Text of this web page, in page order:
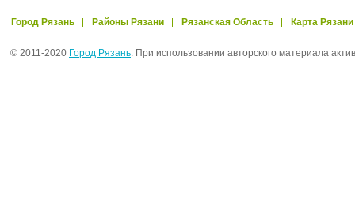
Город Рязань Районы Рязани Рязанская Область Карта Рязани
© 2011-2020 Город Рязань. При использовании авторского материала